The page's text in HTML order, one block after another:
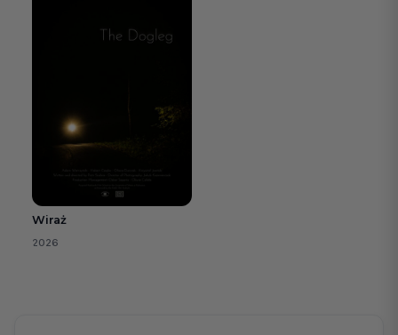
Wiraż
2026